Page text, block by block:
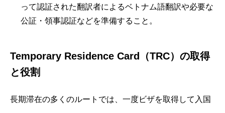
って認証された翻訳者によるベトナム語翻訳や必要な
公証・領事認証などを準備すること。
Temporary Residence Card（TRC）の取得
と役割
長期滞在の多くのルートでは、一度ビザを取得して入国